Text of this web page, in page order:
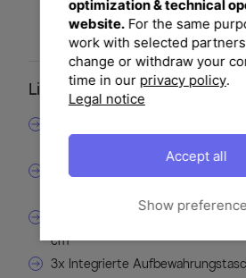
lassen sich die Hauben sauber,
griffbereit verstauen, ohne dass
werden.
Lieferumfang
1x Abdeckhaube für
1x Abdeckhaube für Lounge-
cm
3x Integrierte
optimization & technical
website.For the same
work with selected
change or withdraw your
time in our privacy policy.
Legal notice
Show
Accept all